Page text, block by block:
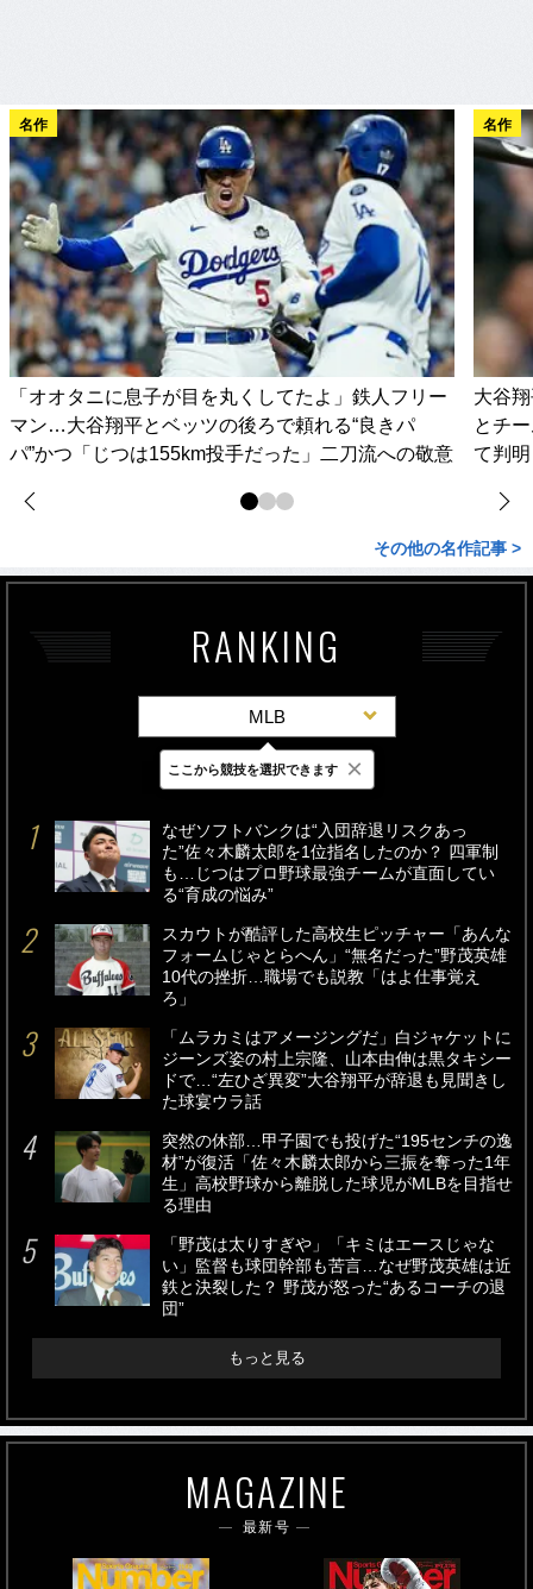
名作
「オオタニに息子が目を丸くしてたよ」鉄人フリー
マン…大谷翔平とベッツの後ろで頼れる“良きパ
パ”かつ「じつは155km投手だった」二刀流への敬意
名作
大谷
とチ
て判
その他の名作記事 >
RANKING
MLB
最新 24時間 週間
なぜソフトバンクは“入団辞退リスクあっ
た”佐々木麟太郎を1位指名したのか？ 四軍制
も…じつはプロ野球最強チームが直面してい
る“育成の悩み”
スカウトが酷評した高校生ピッチャー「あんな
フォームじゃとらへん」“無名だった”野茂英雄
10代の挫折…職場でも説教「はよ仕事覚え
ろ」
「ムラカミはアメージングだ」白ジャケットに
ジーンズ姿の村上宗隆、山本由伸は黒タキシー
ドで…“左ひざ異変”大谷翔平が辞退も見聞きし
た球宴ウラ話
突然の休部…甲子園でも投げた“195センチの逸
材”が復活「佐々木麟太郎から三振を奪った1年
生」高校野球から離脱した球児がMLBを目指せ
る理由
「野茂は太りすぎや」「キミはエースじゃな
い」監督も球団幹部も苦言…なぜ野茂英雄は近
鉄と決裂した？ 野茂が怒った“あるコーチの退
団”
もっと見る
MAGAZINE
最新号
ここから競技を選択できます ×